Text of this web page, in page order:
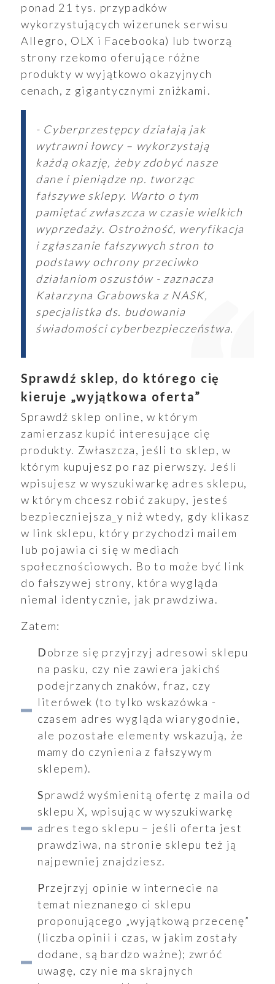
Wyszukiwarka
ponad 21 tys. przypadków
wykorzystujących wizerunek serwisu
Allegro, OLX i Facebooka) lub tworzą
strony rzekomo oferujące różne
produkty w wyjątkowo okazyjnych
cenach, z gigantycznymi zniżkami.
- Cyberprzestępcy działają jak
wytrawni łowcy – wykorzystają
każdą okazję, żeby zdobyć nasze
dane i pieniądze np. tworząc
fałszywe sklepy. Warto o tym
pamiętać zwłaszcza w czasie wielkich
wyprzedaży. Ostrożność, weryfikacja
i zgłaszanie fałszywych stron to
podstawy ochrony przeciwko
działaniom oszustów - zaznacza
Katarzyna Grabowska z NASK,
specjalistka ds. budowania
świadomości cyberbezpieczeństwa.
Sprawdź sklep, do którego cię
kieruje „wyjątkowa oferta”
Sprawdź sklep online, w którym
zamierzasz kupić interesujące cię
produkty. Zwłaszcza, jeśli to sklep, w
którym kupujesz po raz pierwszy. Jeśli
wpisujesz w wyszukiwarkę adres sklepu,
w którym chcesz robić zakupy, jesteś
bezpieczniejsza_y niż wtedy, gdy klikasz
w link sklepu, który przychodzi mailem
lub pojawia ci się w mediach
społecznościowych. Bo to może być link
do fałszywej strony, która wygląda
niemal identycznie, jak prawdziwa.
Zatem:
Dobrze się przyjrzyj adresowi sklepu
na pasku, czy nie zawiera jakichś
podejrzanych znaków, fraz, czy
literówek (to tylko wskazówka -
czasem adres wygląda wiarygodnie,
ale pozostałe elementy wskazują, że
mamy do czynienia z fałszywym
sklepem).
Sprawdź wyśmienitą ofertę z maila od
sklepu X, wpisując w wyszukiwarkę
adres tego sklepu – jeśli oferta jest
prawdziwa, na stronie sklepu też ją
najpewniej znajdziesz.
Przejrzyj opinie w internecie na
temat nieznanego ci sklepu
proponującego „wyjątkową przecenę”
(liczba opinii i czas, w jakim zostały
dodane, są bardzo ważne); zwróć
uwagę, czy nie ma skrajnych